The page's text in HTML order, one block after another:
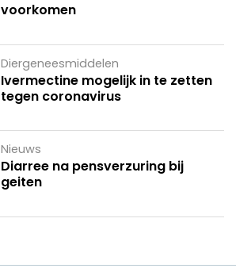
voorkomen
Diergeneesmiddelen
Ivermectine mogelijk in te zetten
tegen coronavirus
Nieuws
Diarree na pensverzuring bij
geiten